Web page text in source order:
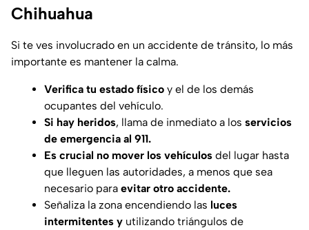
Chihuahua
Si te ves involucrado en un accidente de tránsito, lo más
importante es mantener la calma.
Verifica tu estado físico y el de los demás
ocupantes del vehículo.
Si hay heridos, llama de inmediato a los servicios
de emergencia al 911.
Es crucial no mover los vehículos del lugar hasta
que lleguen las autoridades, a menos que sea
necesario para evitar otro accidente.
Señaliza la zona encendiendo las luces
intermitentes y utilizando triángulos de